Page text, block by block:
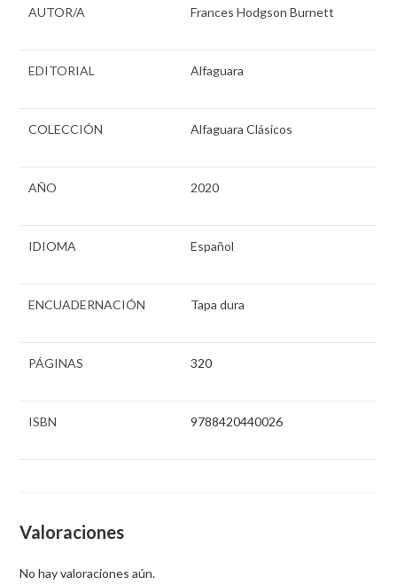
AUTOR/A Frances Hodgson Burnett
EDITORIAL Alfaguara
COLECCIÓN Alfaguara Clásicos
AÑO 2020
IDIOMA Español
ENCUADERNACIÓN Tapa dura
PÁGINAS 320
ISBN 9788420440026
Valoraciones
No hay valoraciones aún.